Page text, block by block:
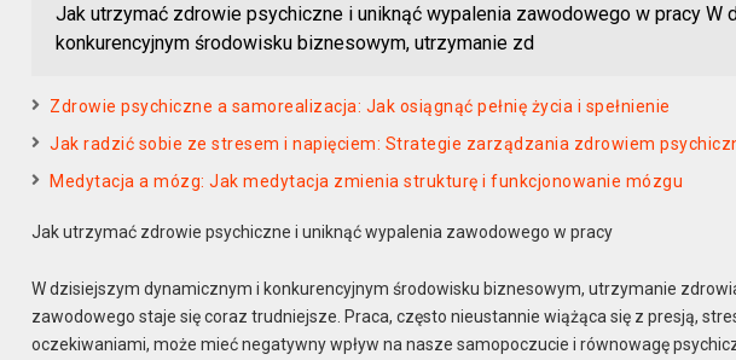
Jak utrzymać zdrowie psychiczne i uniknąć wypalenia zawodowego w pracy W
konkurencyjnym środowisku biznesowym, utrzymanie zd
Zdrowie psychiczne a samorealizacja: Jak osiągnąć pełnię życia i spełnienie
Jak radzić sobie ze stresem i napięciem: Strategie zarządzania zdrowiem
Medytacja a mózg: Jak medytacja zmienia strukturę i funkcjonowanie mózgu
Jak utrzymać zdrowie psychiczne i uniknąć wypalenia zawodowego w pracy
W dzisiejszym dynamicznym i konkurencyjnym środowisku biznesowym, utrzymanie
zawodowego staje się coraz trudniejsze. Praca, często nieustannie wiążąca się z presją,
oczekiwaniami, może mieć negatywny wpływ na nasze samopoczucie i równowagę